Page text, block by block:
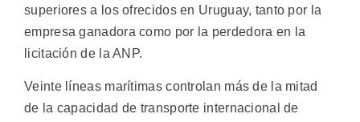
superiores a los ofrecidos en Uruguay, tanto por la
empresa ganadora como por la perdedora en la
licitación de la ANP.
Veinte líneas marítimas controlan más de la mitad
de la capacidad de transporte internacional de